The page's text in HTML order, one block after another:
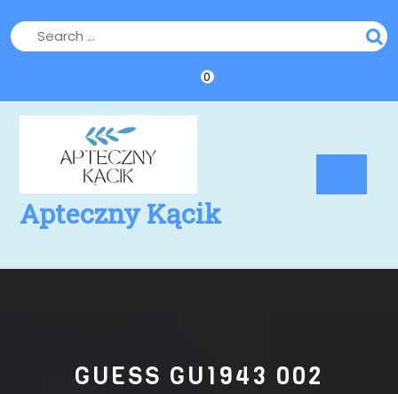
to
content
0
Apteczny Kącik
GUESS GU1943 002